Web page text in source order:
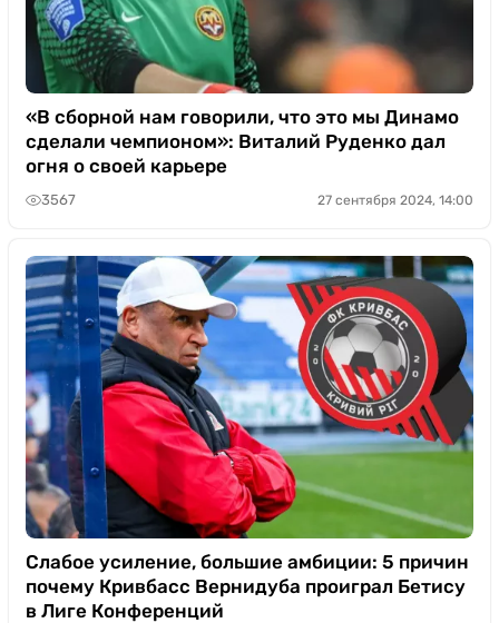
«В сборной нам говорили, что это мы Динамо
сделали чемпионом»: Виталий Руденко дал
огня о своей карьере
3567 27 сентября 2024, 14:00
Слабое усиление, большие амбиции: 5 причин
почему Кривбасс Вернидуба проиграл Бетису
в Лиге Конференций